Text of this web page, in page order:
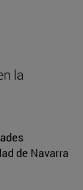
la
de Navarra